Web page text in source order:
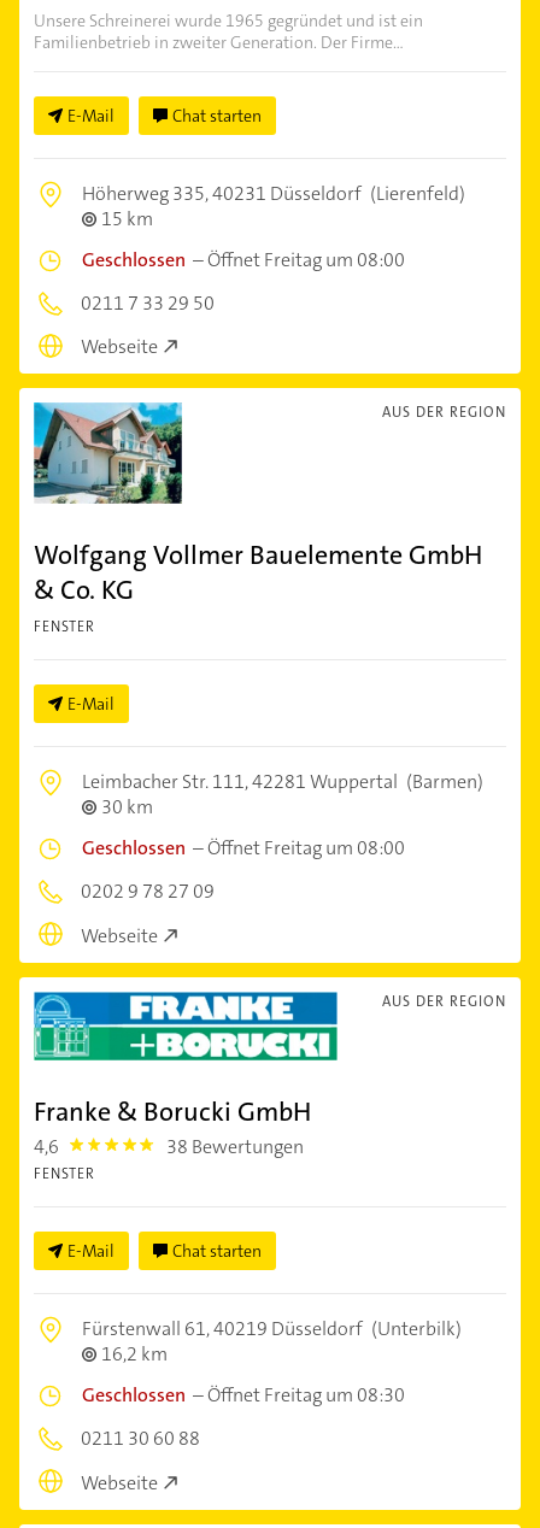
Unsere Schreinerei wurde 1965 gegründet und ist ein
Familienbetrieb in zweiter Generation. Der Firme...
E-Mail Chat starten
Höherweg 335,40231 Düsseldorf (Lierenfeld)
15 km
Geschlossen –Öffnet Freitag um 08:00
0211 7 33 29 50
Webseite
AUS DER REGION
Wolfgang Vollmer Bauelemente GmbH
& Co. KG
FENSTER
E-Mail
Leimbacher Str. 111,42281 Wuppertal (Barmen)
30 km
Geschlossen –Öffnet Freitag um 08:00
0202 9 78 27 09
Webseite
AUS DER REGION
Franke & Borucki GmbH
4,6 4.6 38 Bewertungen
FENSTER
E-Mail Chat starten
Fürstenwall 61,40219 Düsseldorf (Unterbilk)
16,2 km
Geschlossen –Öffnet Freitag um 08:30
0211 30 60 88
Webseite